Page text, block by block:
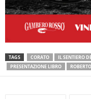
TAGS CORATO IL SENTIERO
PRESENTAZIONE LIBRO